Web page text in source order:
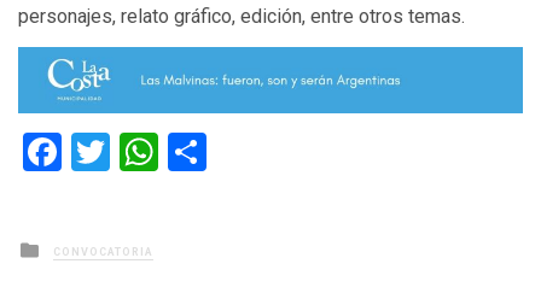
personajes, relato gráfico, edición, entre otros temas.
Facebook
TwitterWhatsApp
Posted
in
CONVOCATORIA